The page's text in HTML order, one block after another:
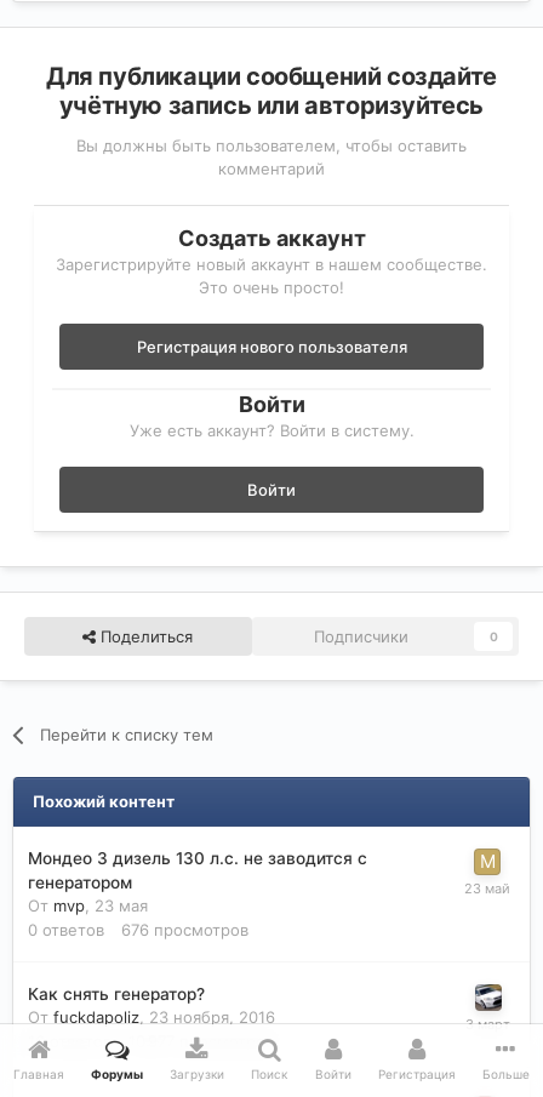
Для публикации сообщений создайте
учётную запись или авторизуйтесь
Вы должны быть пользователем, чтобы оставить
комментарий
Создать аккаунт
Зарегистрируйте новый аккаунт в нашем сообществе.
Это очень просто!
Регистрация нового пользователя
Войти
Уже есть аккаунт? Войти в систему.
Войти
Поделиться Подписчики 0
Перейти к списку тем
Похожий контент
Мондео 3 дизель 130 л.с. не заводится с
генератором
От mvp 23 мая
0 ответов 676 просмотров
Как снять генератор?
От fuckdapoliz 23 ноября, 2016
16
ответов просмотров
Главная Форумы Загрузки Поиск Войти Регистрация Больше